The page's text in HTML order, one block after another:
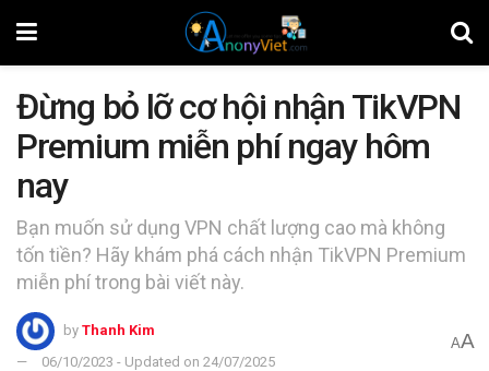
Đừng bỏ lỡ cơ hội nhận TikVPN
Premium miễn phí ngay hôm
nay
Bạn muốn sử dụng VPN chất lượng cao mà không
tốn tiền? Hãy khám phá cách nhận TikVPN Premium
miễn phí trong bài viết này.
by Thanh Kim
06/10/2023 - Updated on 24/07/2025
AA